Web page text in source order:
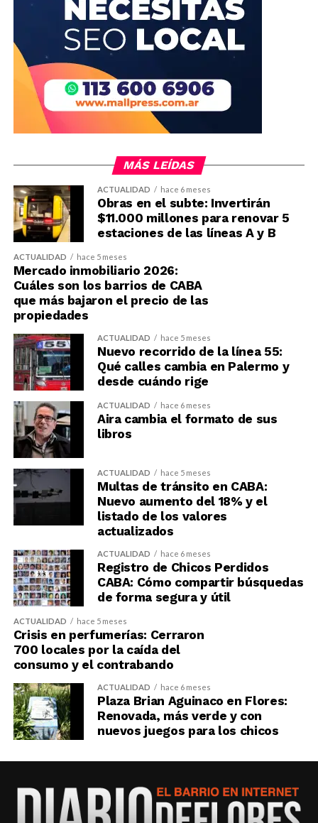
MÁS LEÍDAS
ACTUALIDAD hace 6 meses
Obras en el subte: Invertirán
$11.000 millones para renovar 5
estaciones de las líneas A y B
ACTUALIDAD hace 5 meses
Mercado inmobiliario 2026:
Cuáles son los barrios de CABA
que más bajaron el precio de las
propiedades
ACTUALIDAD hace 5 meses
Nuevo recorrido de la línea 55:
Qué calles cambia en Palermo y
desde cuándo rige
ACTUALIDAD hace 6 meses
Aira cambia el formato de sus
libros
ACTUALIDAD hace 5 meses
Multas de tránsito en CABA:
Nuevo aumento del 18% y el
listado de los valores
actualizados
ACTUALIDAD hace 6 meses
Registro de Chicos Perdidos
CABA: Cómo compartir búsquedas
de forma segura y útil
ACTUALIDAD hace 5 meses
Crisis en perfumerías: Cerraron
700 locales por la caída del
consumo y el contrabando
ACTUALIDAD hace 6 meses
Plaza Brian Aguinaco en Flores:
Renovada, más verde y con
nuevos juegos para los chicos